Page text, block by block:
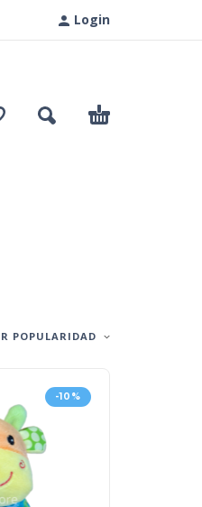
Login
POPULARIDAD
-10%